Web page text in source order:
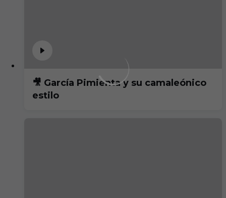
🎥 García Pimienta y su camaleónico
estilo